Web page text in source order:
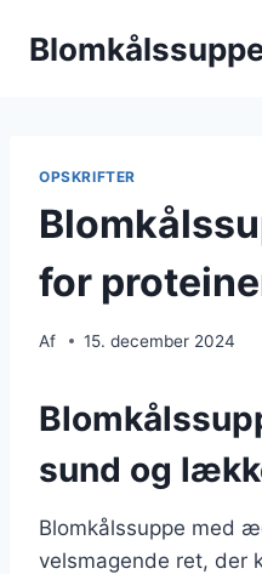
OPSKRIFTER
for
Af 15. december 2024
sund og
Blomkålssuppe med
velsmagende ret, der